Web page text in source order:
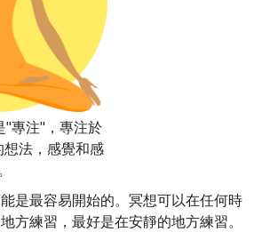
"專注"，專注於
法，感覺和感
是最容易開始的。冥想可以在任何時
方練習，最好是在安靜的地方練習。